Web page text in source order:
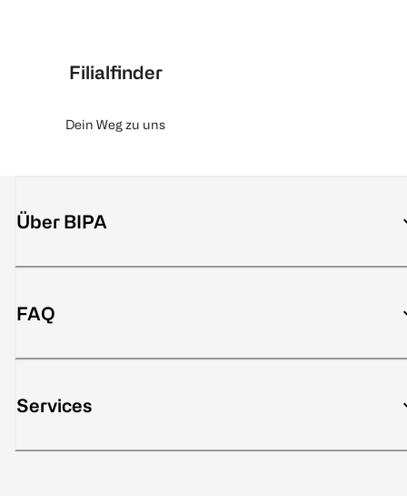
Filialfinder
Dein Weg zu uns
Über BIPA
FAQ
Services